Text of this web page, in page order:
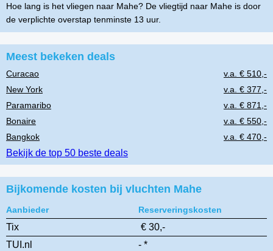
Hoe lang is het vliegen naar Mahe? De vliegtijd naar Mahe is door
de verplichte overstap tenminste 13 uur.
Meest bekeken deals
Curacao
v.a. € 510,-
New York
v.a. € 377,-
Paramaribo
v.a. € 871,-
Bonaire
v.a. € 550,-
Bangkok
v.a. € 470,-
Bekijk de top 50 beste deals
Bijkomende kosten bij vluchten Mahe
Aanbieder Reserveringskosten
Tix
€ 30,-
TUI.nl
- *